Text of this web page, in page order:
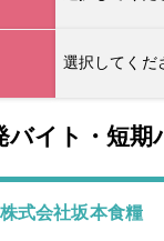
選択してくだ
バイト・短期
株式会社坂本食糧